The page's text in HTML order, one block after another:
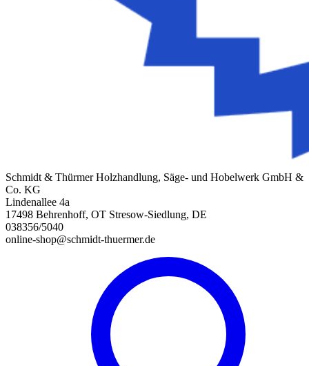
Schmidt & Thürmer Holzhandlung, Säge- und Hobelwerk GmbH &
Co. KG
Lindenallee 4a
17498 Behrenhoff, OT Stresow-Siedlung, DE
038356/5040
online-shop@schmidt-thuermer.de